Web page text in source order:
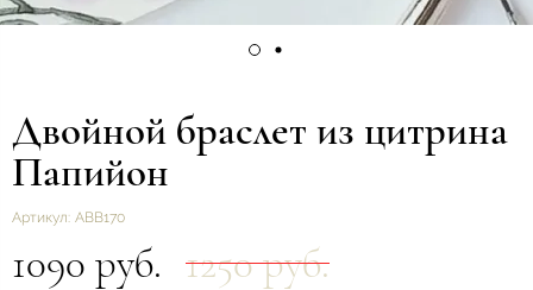
Двойной браслет из цитрина
Папийон
Артикул: ABB170
1090 руб. 1250 руб.